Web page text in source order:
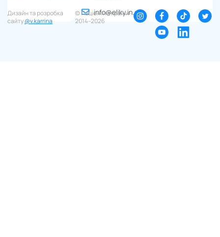
info@eliky.in.ua
Дизайн та розробка
сайту@v.karrina
© Пацієнти України ∙
2014–2026